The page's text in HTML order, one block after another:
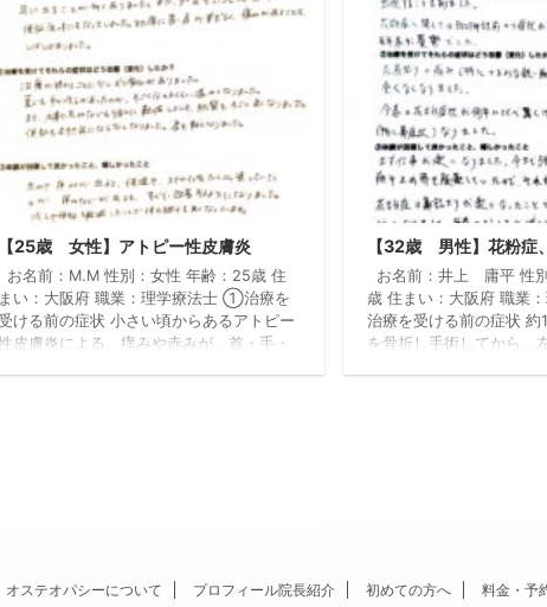
【25歳 女性】アトピー性皮膚炎
お名前：M.M 性別：女性 年齢：25歳 住
まい：大阪府 職業：理学療法士 ①治療を
ける前の症状 小さい頃からあるアトピー
皮膚炎による、痒みや赤みが、首・手・
【32歳 男性】花粉症
お名前：井上 庸平 性
歳 住まい：大阪府 職
治療を受ける前の症状 約
を骨折し手術してから、
オステオパシーについて プロフィール院長紹介 初めての方へ 料金・予